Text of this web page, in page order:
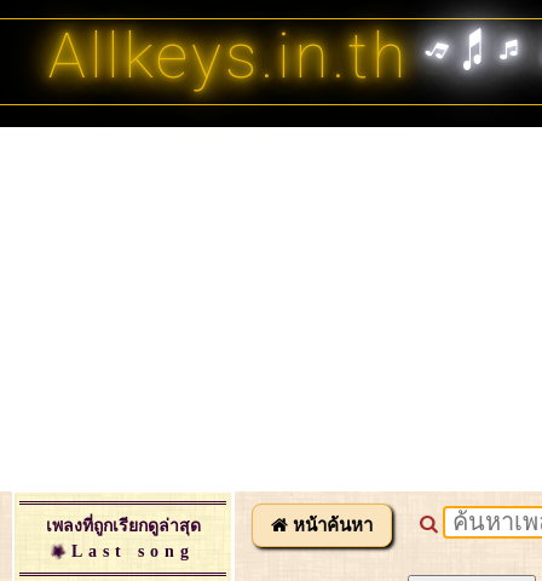
Allkeys.in.th
หน้าค้นหา
เพลงที่ถูกเรียกดูล่าสุด
Last song